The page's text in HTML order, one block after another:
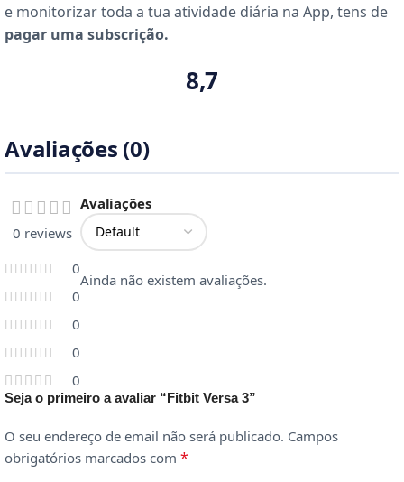
8,7
e monitorizar toda a tua atividade diária na App, tens de
pagar uma subscrição.
Avaliações (0)
0 reviews
0
0
0
0
0
Avaliações
Ainda não existem avaliações.
Seja o primeiro a avaliar “Fitbit Versa 3”
O seu endereço de email não será publicado. Campos
obrigatórios marcados com *